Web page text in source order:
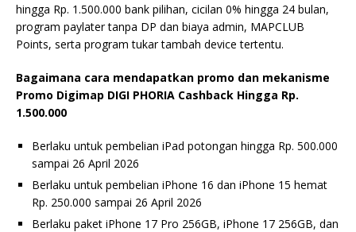
hingga Rp. 1.500.000 bank pilihan, cicilan 0% hingga 24 bulan,
program paylater tanpa DP dan biaya admin, MAPCLUB
Points, serta program tukar tambah device tertentu.
Bagaimana cara mendapatkan promo dan mekanisme
Promo Digimap DIGI PHORIA Cashback Hingga Rp.
1.500.000
Berlaku untuk pembelian iPad potongan hingga Rp. 500.000
sampai 26 April 2026
Berlaku untuk pembelian iPhone 16 dan iPhone 15 hemat
Rp. 250.000 sampai 26 April 2026
Berlaku paket iPhone 17 Pro 256GB, iPhone 17 256GB, dan